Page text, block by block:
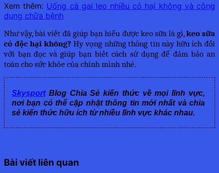
Xem thêm: Uống cà gai leo nhiều có hại không và công
dụng chữa bệnh
Như vậy, bài viết đã giúp bạn hiểu được keo sữa là gì, keo sữa
có độc hại không? Hy vọng những thông tin này hữu ích đối
với bạn đọc và giúp bạn biết cách sử dụng để đảm bảo an
toàn cho sức khỏe của chính mình nhé.
SkysportBlog Chia Sẻ kiến thức về mọi lĩnh vực,
nơi bạn có thể cập nhật thông tin mới nhất và chia
sẻ kiến thức hữu ích từ nhiều lĩnh vực khác nhau.
Bài viết liên quan